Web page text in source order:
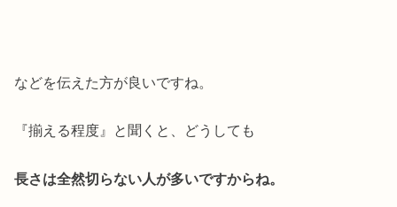
などを伝えた方が良いですね。
『揃える程度』と聞くと、どうしても
長さは全然切らない 人が多いですからね。